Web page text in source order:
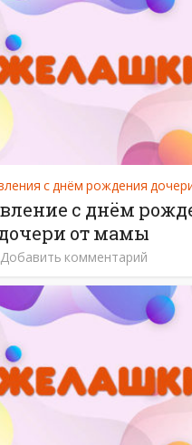
с днём рождения
с днём
от мамы
Добавить комментарий